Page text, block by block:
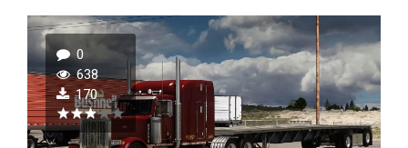
0
638
170